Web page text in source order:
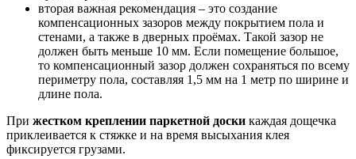
вторая важная рекомендация – это создание
компенсационных зазоров между покрытием пола и
стенами, а также в дверных проёмах. Такой зазор не
должен быть меньше 10 мм. Если помещение большое,
то компенсационный зазор должен сохраняться по всему
периметру пола, составляя 1,5 мм на 1 метр по ширине и
длине пола.
При жестком креплении паркетной доски каждая дощечка
приклеивается к стяжке и на время высыхания клея
фиксируется грузами.